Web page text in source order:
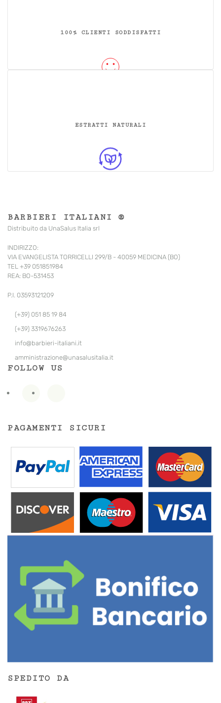
100% CLIENTI SODDISFATTI
ESTRATTI NATURALI
BARBIERI ITALIANI ®
Distribuito da UnaSalus Italia srl
INDIRIZZO:
VIA EVANGELISTA TORRICELLI 299/B - 40059 MEDICINA (BO)
TEL +39 051851984
REA: BO-531453
P.I. 03593121209
(+39) 051 85 19 84
(+39) 3319676263
info@barbieri-italiani.it
amministrazione@unasalusitalia.it
FOLLOW US
PAGAMENTI SICURI
SPEDITO DA